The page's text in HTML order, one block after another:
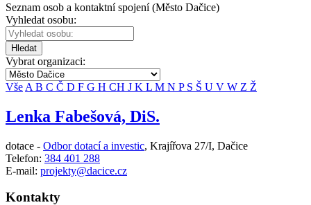
Seznam osob a kontaktní spojení (Město Dačice)
Vyhledat osobu:
Hledat
Vybrat organizaci:
Vše A B C Č D F G H CH J K L M N P S Š U V W Z Ž
Lenka Fabešová, DiS.
dotace - Odbor dotací a investic, Krajířova 27/I, Dačice
Telefon: 384 401 288
E-mail: projekty@dacice.cz
Kontakty